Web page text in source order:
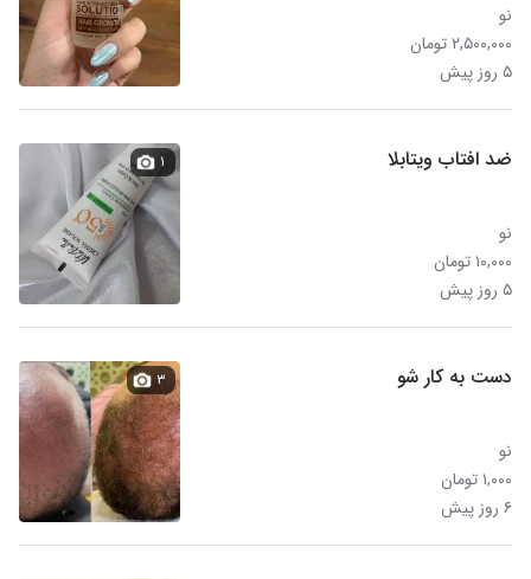
نو
۲,۵۰۰,۰۰۰ تومان
۵ روز پیش
ضد افتاب ویتابلا
نو
۱۰,۰۰۰ تومان
۵ روز پیش
۱
دست به کار شو
نو
۱,۰۰۰ تومان
۶ روز پیش
۳